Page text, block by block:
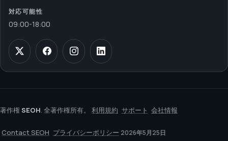
対応可能性
09:00-18:00
著作権SEOH . 全著作権所有。 利用規約 サポート 会社情報
Contact SEOH プライバシーポリシー 2026年5月25日